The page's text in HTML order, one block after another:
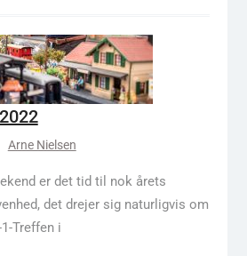
Arne Nielsen
er det tid til nok årets
det drejer sig naturligvis om
Treffen i